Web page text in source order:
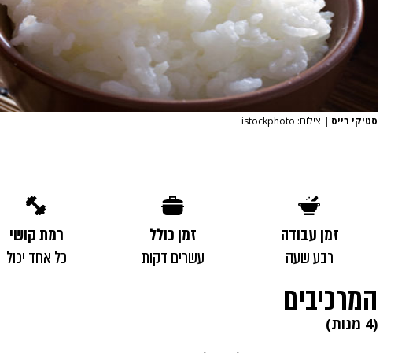
סטיקי רייס | צילום: istockphoto
זמן עבודה
רבע שעה
זמן כולל
עשרים דקות
רמת קושי
כל אחד יכול
המרכיבים
(4 מנות)